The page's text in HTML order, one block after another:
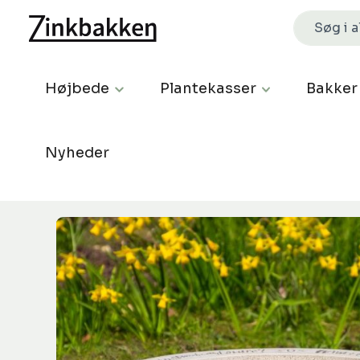
Højbede Plantekasser Bakker
Nyheder
Spring over billedgalleri